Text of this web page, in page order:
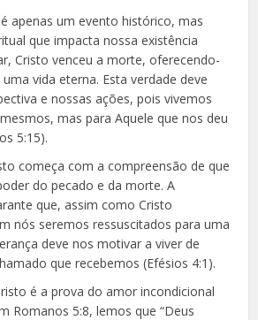
apenas um evento histórico, mas
que impacta nossa existência
Cristo venceu a morte, oferecendo-
vida eterna. Esta verdade deve
e nossas ações, pois vivemos
mas para Aquele que nos deu
5:15).
começa com a compreensão de que
do pecado e da morte. A
que, assim como Cristo
nós seremos ressuscitados para uma
deve nos motivar a viver de
que recebemos (Efésios 4:1).
é a prova do amor incondicional
Romanos 5:8, lemos que “Deus